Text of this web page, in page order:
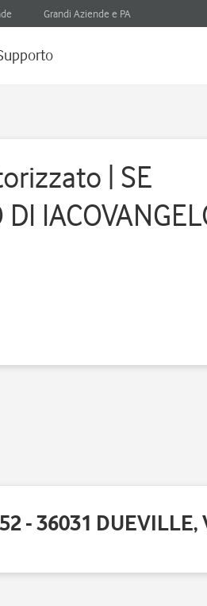
Grandi Aziende e PA
| SE
- 36031 DUEVILLE,